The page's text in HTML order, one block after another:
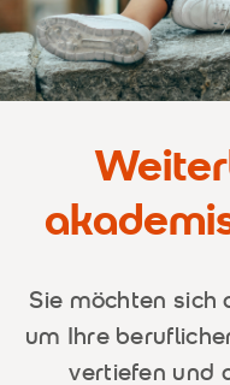
Sie möchten sich
um Ihre
vertiefen und